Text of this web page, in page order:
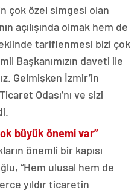
çok özel simgesi olan
açılışında olmak hem de
tariflenmesi bizi çok
Başkanımızın daveti ile
Gelmişken İzmir’in
Odası’nı ve sizi
büyük önemi var”
önemli bir kapısı
“Hem ulusal hem de
yıldır ticaretin